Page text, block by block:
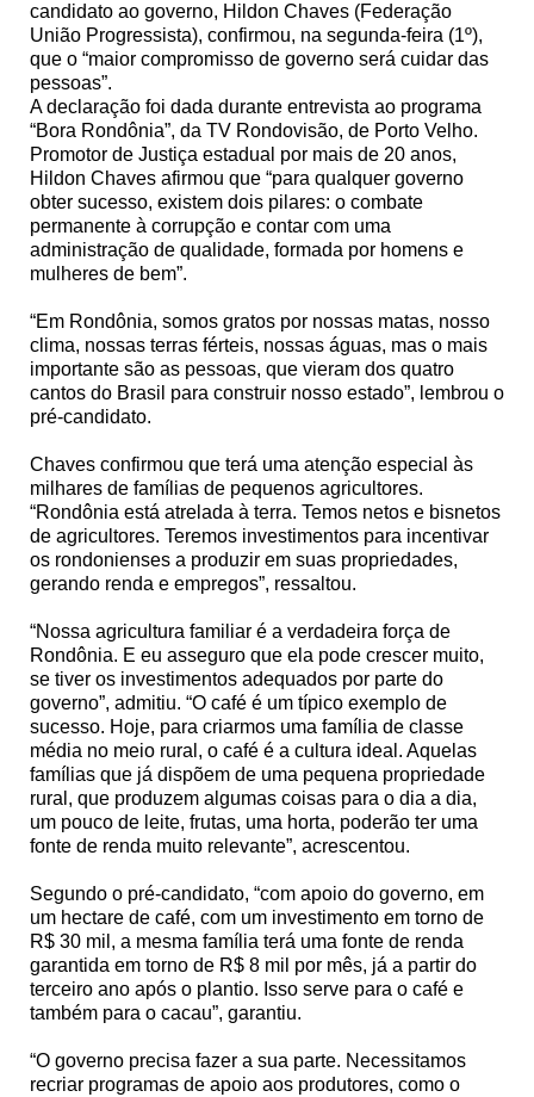
candidato ao governo, Hildon Chaves (Federação
União Progressista), confirmou, na segunda-feira (1º),
que o “maior compromisso de governo será cuidar das
pessoas”.
A declaração foi dada durante entrevista ao programa
“Bora Rondônia”, da TV Rondovisão, de Porto Velho.
Promotor de Justiça estadual por mais de 20 anos,
Hildon Chaves afirmou que “para qualquer governo
obter sucesso, existem dois pilares: o combate
permanente à corrupção e contar com uma
administração de qualidade, formada por homens e
mulheres de bem”.
“Em Rondônia, somos gratos por nossas matas, nosso
clima, nossas terras férteis, nossas águas, mas o mais
importante são as pessoas, que vieram dos quatro
cantos do Brasil para construir nosso estado”, lembrou o
pré-candidato.
Chaves confirmou que terá uma atenção especial às
milhares de famílias de pequenos agricultores.
“Rondônia está atrelada à terra. Temos netos e bisnetos
de agricultores. Teremos investimentos para incentivar
os rondonienses a produzir em suas propriedades,
gerando renda e empregos”, ressaltou.
“Nossa agricultura familiar é a verdadeira força de
Rondônia. E eu asseguro que ela pode crescer muito,
se tiver os investimentos adequados por parte do
governo”, admitiu. “O café é um típico exemplo de
sucesso. Hoje, para criarmos uma família de classe
média no meio rural, o café é a cultura ideal. Aquelas
famílias que já dispõem de uma pequena propriedade
rural, que produzem algumas coisas para o dia a dia,
um pouco de leite, frutas, uma horta, poderão ter uma
fonte de renda muito relevante”, acrescentou.
Segundo o pré-candidato, “com apoio do governo, em
um hectare de café, com um investimento em torno de
R$ 30 mil, a mesma família terá uma fonte de renda
garantida em torno de R$ 8 mil por mês, já a partir do
terceiro ano após o plantio. Isso serve para o café e
também para o cacau”, garantiu.
“O governo precisa fazer a sua parte. Necessitamos
recriar programas de apoio aos produtores, como o